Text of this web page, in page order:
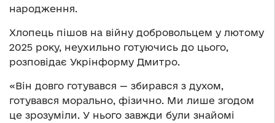
народження.
Хлопець пішов на війну добровольцем у лютому
2025 року, неухильно готуючись до цього,
розповідає Укрінформу Дмитро.
«Він довго готувався — збирався з духом,
готувався морально, фізично. Ми лише згодом
це зрозуміли. У нього завжди були знайомі